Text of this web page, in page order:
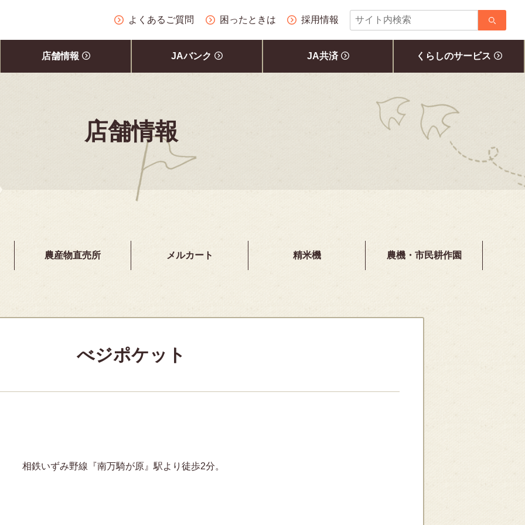
よくあるご質問 困ったときは 採用情報
サ
イ
検
店舗情報 JAバンク JA共済 くらしのサービス
店舗情報
農産物直売所 メルカート 精米機 農機・市民耕作園
べジポケット
相鉄いずみ野線『南万騎が原』駅より徒歩2分。